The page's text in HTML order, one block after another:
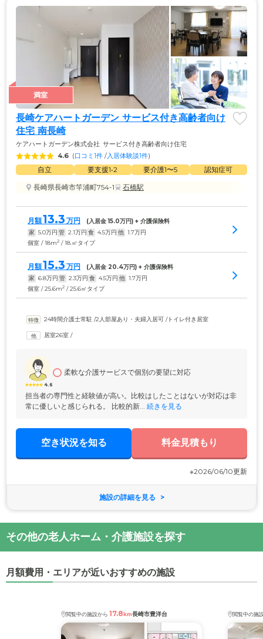
満室
長崎ケアハートガーデン サービス付き高齢者向け
住宅 南長崎
ケアハートガーデン株式会社 サービス付き高齢者向け住宅
4.6 (口コミ1件 /入居体験談1件)
自立 要支援1•2 要介護1〜5
認知症可
長崎県長崎市竿浦町754-1
石橋駅
月額13.3 万円 (入居金 15.0万円) + 介護保険料
家 5.0万円 管 2.1万円 食 4.5万円 他 1.7万円
個室 / 18m2 / 18.㎡タイプ
月額15.3 万円 (入居金 20.4万円) + 介護保険料
家 6.8万円 管 2.3万円 食 4.5万円 他 1.7万円
個室 / 25.6m2 / 25.6㎡タイプ
24時間介護士常駐 /2人部屋あり・夫婦入居可 /トイレ付き居室
居室26室 /
4.6
柔軟な介護サービスで個別の要望に対応
担当者の専門性と経験値が高い。比較はしたことはないが対応は非
常に優しいと感じられる。 比較的新... 続きを見る
空き状況を知る 料金見積もり
※2026/06/10更新
施設の詳細を見る
その他の老人ホーム・介護施設を探す
月額費用・エリアが近いおすすめの施設
閲覧中の施設から 17.8km長崎市豊洋台 閲覧中の施